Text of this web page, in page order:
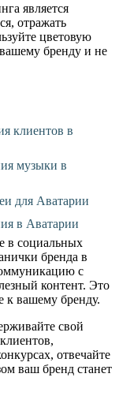
является
отражать
цветовую
бренду и не
клиентов в
музыки в
для Аватарии
в Аватарии
в социальных
бренда в
с
контент. Это
к вашему бренду.
свой
отвечайте
ваш бренд станет